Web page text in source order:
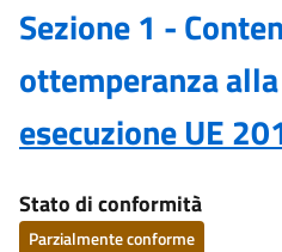
Sezione 1 -
ottemperanza alla
esecuzione UE
Stato di conformità
Parzialmente conforme